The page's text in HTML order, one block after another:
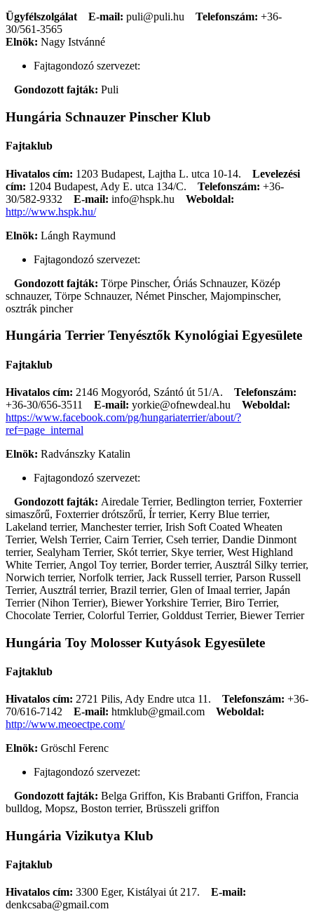
Ügyfélszolgálat
E-mail: puli@puli.hu Telefonszám: +36-
30/561-3565
Elnök: Nagy Istvánné
Fajtagondozó szervezet:
Gondozott fajták: Puli
Hungária Schnauzer Pinscher Klub
Fajtaklub
Hivatalos cím: 1203 Budapest, Lajtha L. utca 10-14. Levelezési
cím: 1204 Budapest, Ady E. utca 134/C. Telefonszám: +36-
30/582-9332
E-mail: info@hspk.hu
Weboldal:
http://www.hspk.hu/
Elnök: Lángh Raymund
Fajtagondozó szervezet:
Gondozott fajták: Törpe Pinscher, Óriás Schnauzer, Közép
schnauzer, Törpe Schnauzer, Német Pinscher, Majompinscher,
osztrák pincher
Hungária Terrier Tenyésztők Kynológiai Egyesülete
Fajtaklub
Hivatalos cím: 2146 Mogyoród, Szántó út 51/A. Telefonszám:
+36-30/656-3511
E-mail: yorkie@ofnewdeal.hu
Weboldal:
https://www.facebook.com/pg/hungariaterrier/about/?
ref=page_internal
Elnök: Radvánszky Katalin
Fajtagondozó szervezet:
Gondozott fajták: Airedale Terrier, Bedlington terrier, Foxterrier
simaszőrű, Foxterrier drótszőrű, Ír terrier, Kerry Blue terrier,
Lakeland terrier, Manchester terrier, Irish Soft Coated Wheaten
Terrier, Welsh Terrier, Cairn Terrier, Cseh terrier, Dandie Dinmont
terrier, Sealyham Terrier, Skót terrier, Skye terrier, West Highland
White Terrier, Angol Toy terrier, Border terrier, Ausztrál Silky terrier,
Norwich terrier, Norfolk terrier, Jack Russell terrier, Parson Russell
Terrier, Ausztrál terrier, Brazil terrier, Glen of Imaal terrier, Japán
Terrier (Nihon Terrier), Biewer Yorkshire Terrier, Biro Terrier,
Chocolate Terrier, Colorful Terrier, Golddust Terrier, Biewer Terrier
Hungária Toy Molosser Kutyások Egyesülete
Fajtaklub
Hivatalos cím: 2721 Pilis, Ady Endre utca 11. Telefonszám: +36-
70/616-7142
E-mail: htmklub@gmail.com
Weboldal:
http://www.meoectpe.com/
Elnök: Gröschl Ferenc
Fajtagondozó szervezet:
Gondozott fajták: Belga Griffon, Kis Brabanti Griffon, Francia
bulldog, Mopsz, Boston terrier, Brüsszeli griffon
Hungária Vizikutya Klub
Fajtaklub
Hivatalos cím: 3300 Eger, Kistályai út 217. E-mail:
denkcsaba@gmail.com